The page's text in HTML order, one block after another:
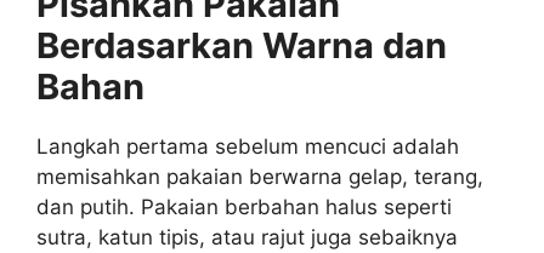
Berdasarkan Warna dan
Bahan
Langkah pertama sebelum mencuci adalah
memisahkan pakaian berwarna gelap, terang,
dan putih. Pakaian berbahan halus seperti
sutra, katun tipis, atau rajut juga sebaiknya